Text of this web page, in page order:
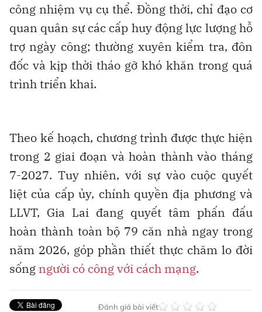
công nhiệm vụ cụ thể. Đồng thời, chỉ đạo cơ
quan quân sự các cấp huy động lực lượng hỗ
trợ ngày công; thường xuyên kiểm tra, đôn
đốc và kịp thời tháo gỡ khó khăn trong quá
trình triển khai.
Theo kế hoạch, chương trình được thực hiện
trong 2 giai đoạn và hoàn thành vào tháng
7-2027. Tuy nhiên, với sự vào cuộc quyết
liệt của cấp ủy, chính quyền địa phương và
LLVT, Gia Lai đang quyết tâm phấn đấu
hoàn thành toàn bộ 79 căn nhà ngay trong
năm 2026, góp phần thiết thực chăm lo đời
sống người có công với cách mạng.
Đánh giá bài viết